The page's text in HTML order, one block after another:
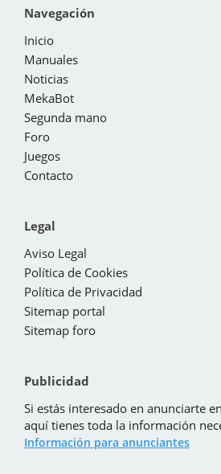
Navegación
Inicio
Manuales
Noticias
MekaBot
Segunda mano
Foro
Juegos
Contacto
Legal
Aviso Legal
Política de Cookies
Política de Privacidad
Sitemap portal
Sitemap foro
Publicidad
Si estás interesado en anunciarte
aquí tienes toda la información
Información para anunciantes